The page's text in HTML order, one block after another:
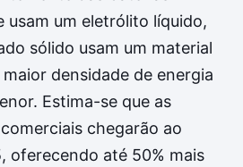
usam um eletrólito líquido,
sólido usam um material
densidade de energia
Estima-se que as
chegarão ao
oferecendo até 50% mais